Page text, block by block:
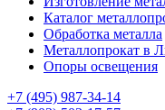
Каталог
Обработка металла
Металлопрокат в
Опоры освещения
+7 (495) 987-34-14